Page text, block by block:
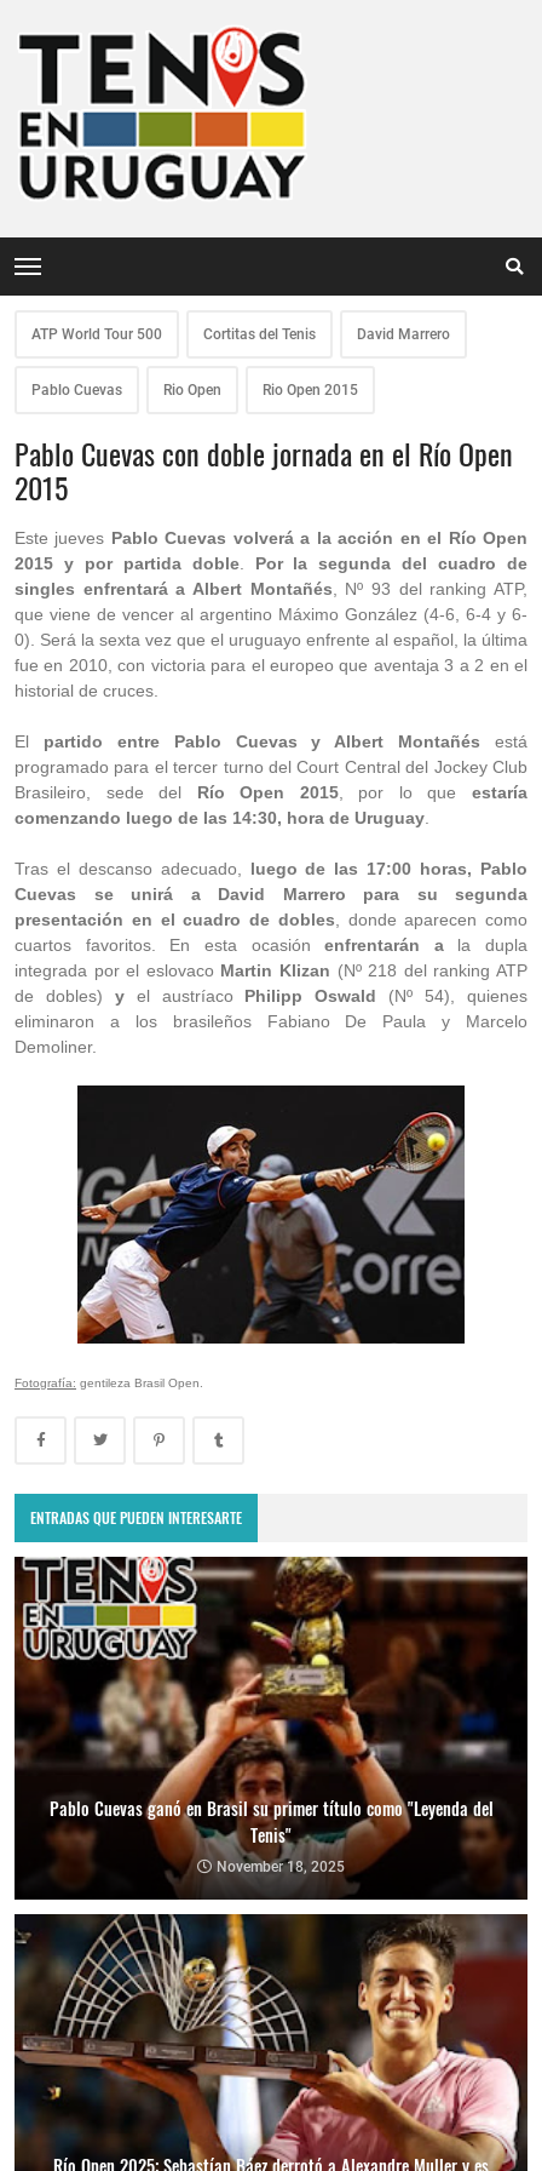
ATP World Tour 500 Cortitas del Tenis David Marrero
Pablo Cuevas Rio Open Rio Open 2015
Pablo Cuevas con doble jornada en el Río Open
2015
Este jueves Pablo Cuevas volverá a la acción en el Río Open
2015 y por partida doble. Por la segunda del cuadro de
singles enfrentará a Albert Montañés , Nº 93 del ranking ATP,
que viene de vencer al argentino Máximo González (4-6, 6-4 y 6-
0). Será la sexta vez que el uruguayo enfrente al español, la última
fue en 2010, con victoria para el europeo que aventaja 3 a 2 en el
historial de cruces.
El partido entre Pablo Cuevas y Albert Montañés está
programado para el tercer turno del Court Central del Jockey Club
Brasileiro, sede del Río Open 2015, por lo queestaría
comenzando luego de las 14:30, hora de Uruguay
Tras el descanso adecuado, luego de las 17:00 horas, Pablo
Cuevas se unirá a David Marrero para su segunda
presentación en el cuadro de dobles , donde aparecen como
cuartos favoritos. En esta ocasiónenfrentarán ala dupla
integrada por el eslovaco Martin Klizan (Nº 218 del ranking ATP
de dobles) yel austríaco Philipp Oswald (Nº 54), quienes
eliminaron a los brasileños Fabiano De Paula y Marcelo
Demoliner.
Fotografía: gentileza Brasil Open.
ENTRADAS QUE PUEDEN INTERESARTE
Pablo Cuevas ganó en Brasil su primer título como "Leyenda del
Tenis"
November 18, 2025
Río Open 2025: Sebastían Báez derrotó a Alexandre Muller y es